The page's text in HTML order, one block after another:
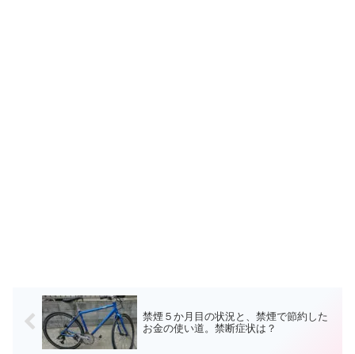
禁煙５か月目の状況と、禁煙で節約した
お金の使い道。禁断症状は？